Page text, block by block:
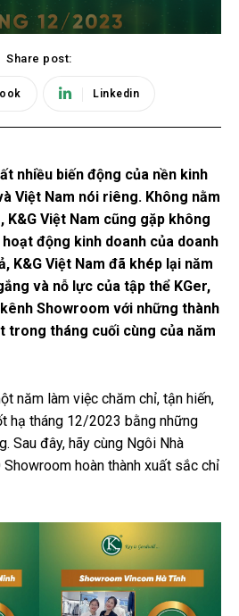
Share post:
Linkedin
nhiều biến động của nền kinh
Việt Nam nói riêng. Không nằm
K&G Việt Nam cũng gặp không
động kinh doanh của doanh
K&G Việt Nam đã khép lại năm
và nỗ lực của tập thể KGer,
Showroom với những thành
trong tháng cuối cùng của năm
năm làm việc chăm chỉ, tận hiến,
hạ tháng 12/2023 bằng những
Sau đây, hãy cùng Ngôi Nhà
hoàn thành xuất sắc chỉ